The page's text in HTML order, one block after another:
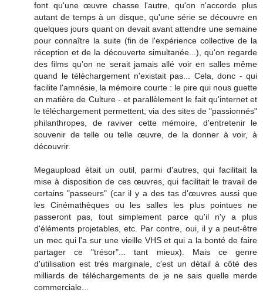
font qu'une œuvre chasse l'autre, qu'on n'accorde plus
autant de temps à un disque, qu'une série se découvre en
quelques jours quant on devait avant attendre une semaine
pour connaître la suite (fin de l'expérience collective de la
réception et de la découverte simultanée...), qu'on regarde
des films qu'on ne serait jamais allé voir en salles même
quand le téléchargement n'existait pas... Cela, donc - qui
facilite l'amnésie, la mémoire courte : le pire qui nous guette
en matière de Culture - et parallèlement le fait qu'internet et
le téléchargement permettent, via des sites de "passionnés"
philanthropes, de raviver cette mémoire, d'entretenir le
souvenir de telle ou telle œuvre, de la donner à voir, à
découvrir.
Megaupload était un outil, parmi d'autres, qui facilitait la
mise à disposition de ces œuvres, qui facilitait le travail de
certains "passeurs" (car il y a des tas d'œuvres aussi que
les Cinémathèques ou les salles les plus pointues ne
passeront pas, tout simplement parce qu'il n'y a plus
d'éléments projetables, etc. Par contre, oui, il y a peut-être
un mec qui l'a sur une vieille VHS et qui a la bonté de faire
partager ce "trésor"... tant mieux). Mais ce genre
d'utilisation est très marginale, c'est un détail à côté des
milliards de téléchargements de je ne sais quelle merde
commerciale...